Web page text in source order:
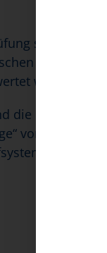
steht seither
wird.
die
vor. Ein
auf